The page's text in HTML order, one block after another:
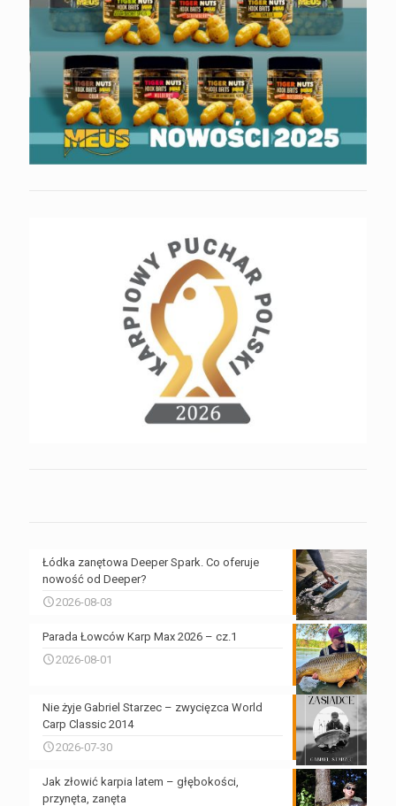
Łódka zanętowa Deeper Spark. Co oferuje
nowość od Deeper?
2026-08-03
Parada Łowców Karp Max 2026 – cz.1
2026-08-01
Nie żyje Gabriel Starzec – zwycięzca World
Carp Classic 2014
2026-07-30
Jak złowić karpia latem – głębokości,
przynęta, zanęta